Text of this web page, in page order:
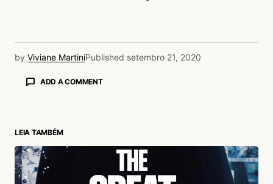
by Viviane MartiniPublished setembro 21, 2020
ADD A COMMENT
LEIA TAMBÉM